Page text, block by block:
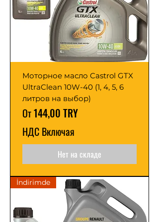
Моторное масло Castrol GTX
UltraClean 10W-40 (1, 4, 5, 6
литров на выбор)
От144,00 TRY
Цена со скидкой
НДС Включая
Нет на складе
İndirimde